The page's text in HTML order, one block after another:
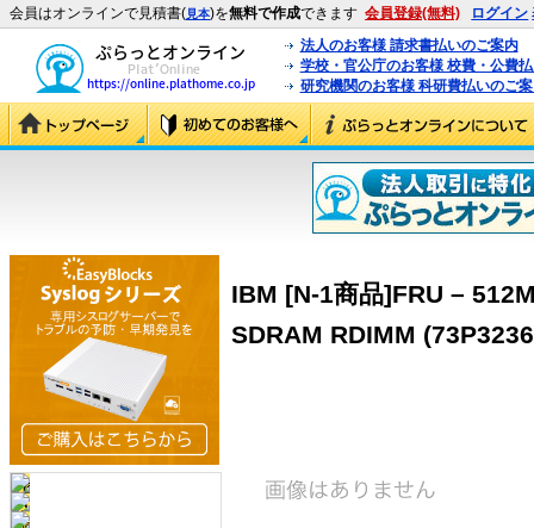
会員はオンラインで見積書(見本)を無料で作成できます 会員登録(無料) ログイン
法人のお客様 請求書払いのご案内
学校・官公庁のお客様 校費・公費
研究機関のお客様 科研費払いのご
IBM [N-1商品]FRU –
SDRAM RDIMM